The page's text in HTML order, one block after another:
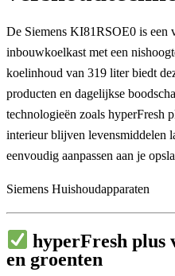
De Siemens KI81RSOE0 is een
inbouwkoelkast met een
koelinhoud van 319 liter biedt
producten en dagelijkse
technologieën zoals hyperFresh
interieur blijven levensmiddelen
eenvoudig aanpassen aan je
Siemens Huishoudapparaten
hyperFresh
en groenten